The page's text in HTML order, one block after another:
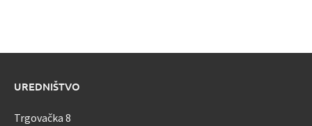
UREDNIŠTVO
Trgovačka 8